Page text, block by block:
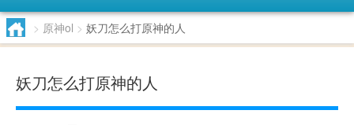
> 原神ol > 妖刀怎么打原神的人
妖刀怎么打原神的人